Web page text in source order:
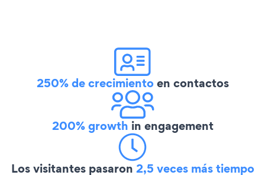
250% de crecimientoen contactos
200% growth in engagement
Los visitantes pasaron 2,5 veces más tiempo